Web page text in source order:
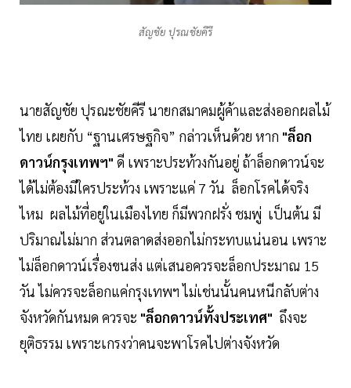
สัญชัย ปุรณชัยคีรี
นายสัญชัย ปุรณะชัยคีรี นายกสมาคมผู้ค้าและส่งออกผลไม้
ไทย เผยกับ “ฐานเศรษฐกิจ” กล่าวเห็นด้วย หาก "ล็อก
ดาวน์กรุงเทพฯ" ดี เพราะประท้วงกันอยู่ ถ้าล็อกดาวน์จะ
ได้ไม่ต้องมีใครประท้วง เพราะแค่ 7 วัน ล็อกโรคได้จริง
ไหม ผลไม้ที่อยู่ในเมืองไทย ก็มีพวกฝรั่ง ชมพู่ เป็นต้น มี
ปริมาณไม่มาก ส่วนตลาดส่งออกไม่กระทบแน่นอน เพราะ
ไม่ล็อกดาวน์เรื่องขนส่ง แต่เสนอควรจะล็อกประมาณ 15
วัน ไม่ควรจะล็อกแค่กรุงเทพฯ ไม่เช่นนั้นคนหนีกลับต่าง
จังหวัดกันหมด ควรจะ "ล็อกดาวน์ทั้งประเทศ" ถึงจะ
ยุติธรรม เพราะเกรงว่าคนจะพาโรคไปต่างจังหวัด